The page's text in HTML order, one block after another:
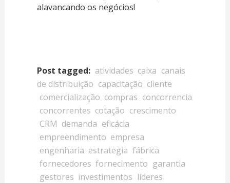
alavancando os negócios!
Post tagged: atividades caixa canais
de distribuição capacitação cliente
comercialização compras concorrencia
concorrentes cotação crescimento
CRM demanda eficácia
empreendimento empresa
engenharia estrategia fábrica
fornecedores fornecimento garantia
gestores investimentos líderes